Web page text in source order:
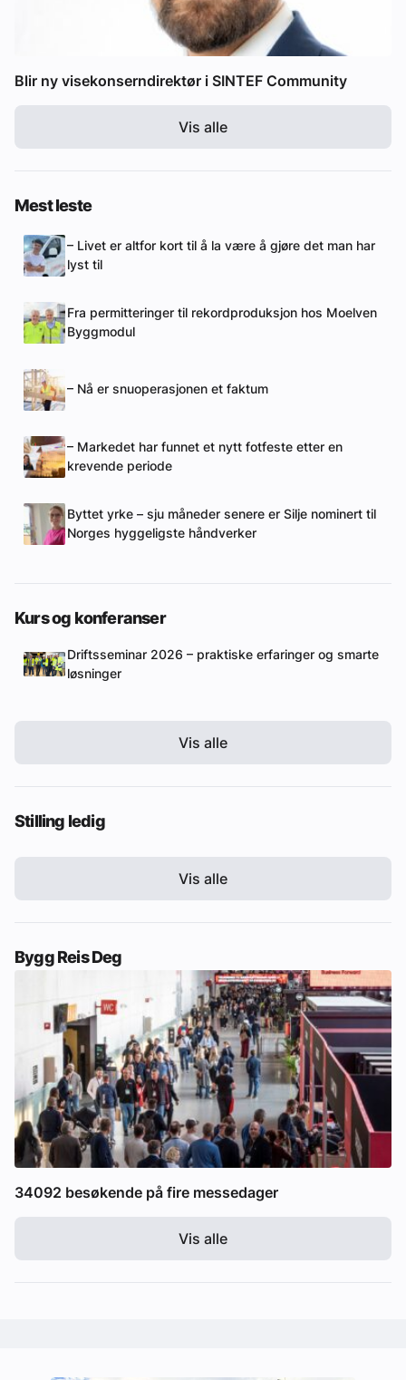
Blir ny visekonserndirektør i SINTEF Community
Vis alle
Mest leste
– Livet er altfor kort til å la være å gjøre det man har
lyst til
Fra permitteringer til rekordproduksjon hos Moelven
Byggmodul
– Nå er snuoperasjonen et faktum
– Markedet har funnet et nytt fotfeste etter en
krevende periode
Byttet yrke – sju måneder senere er Silje nominert til
Norges hyggeligste håndverker
Kurs og konferanser
Driftsseminar 2026 – praktiske erfaringer og smarte
løsninger
Vis alle
Stilling ledig
Vis alle
Bygg Reis Deg
34092 besøkende på fire messedager
Vis alle